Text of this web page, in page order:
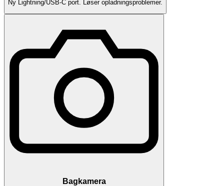
Ny Lightning/USB-C port. Løser opladningsproblemer.
Bagkamera